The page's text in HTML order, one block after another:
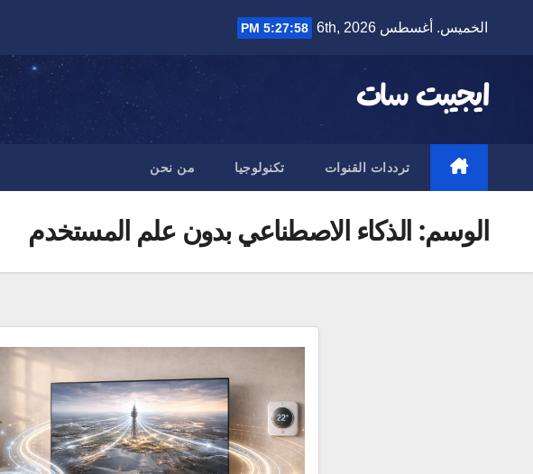
الخميس. أغسطس 6th, 2026 5:27:58 PM
ايجيبت سات
ترددات القنوات تكنولوجيا من نحن
الوسم: الذكاء الاصطناعي بدون علم المستخدم